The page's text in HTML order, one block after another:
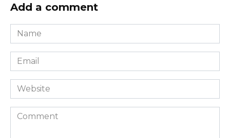
Add a comment
Name
*
Email
*
Website
Comment